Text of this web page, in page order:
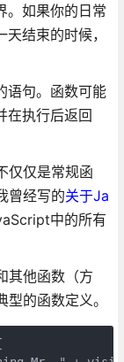
。如果你的日常
结束的时候，
语句。函数可能
在执行后返回
仅仅是常规函
曾经写的关于Ja
中的所有
其他函数（方
的函数定义。